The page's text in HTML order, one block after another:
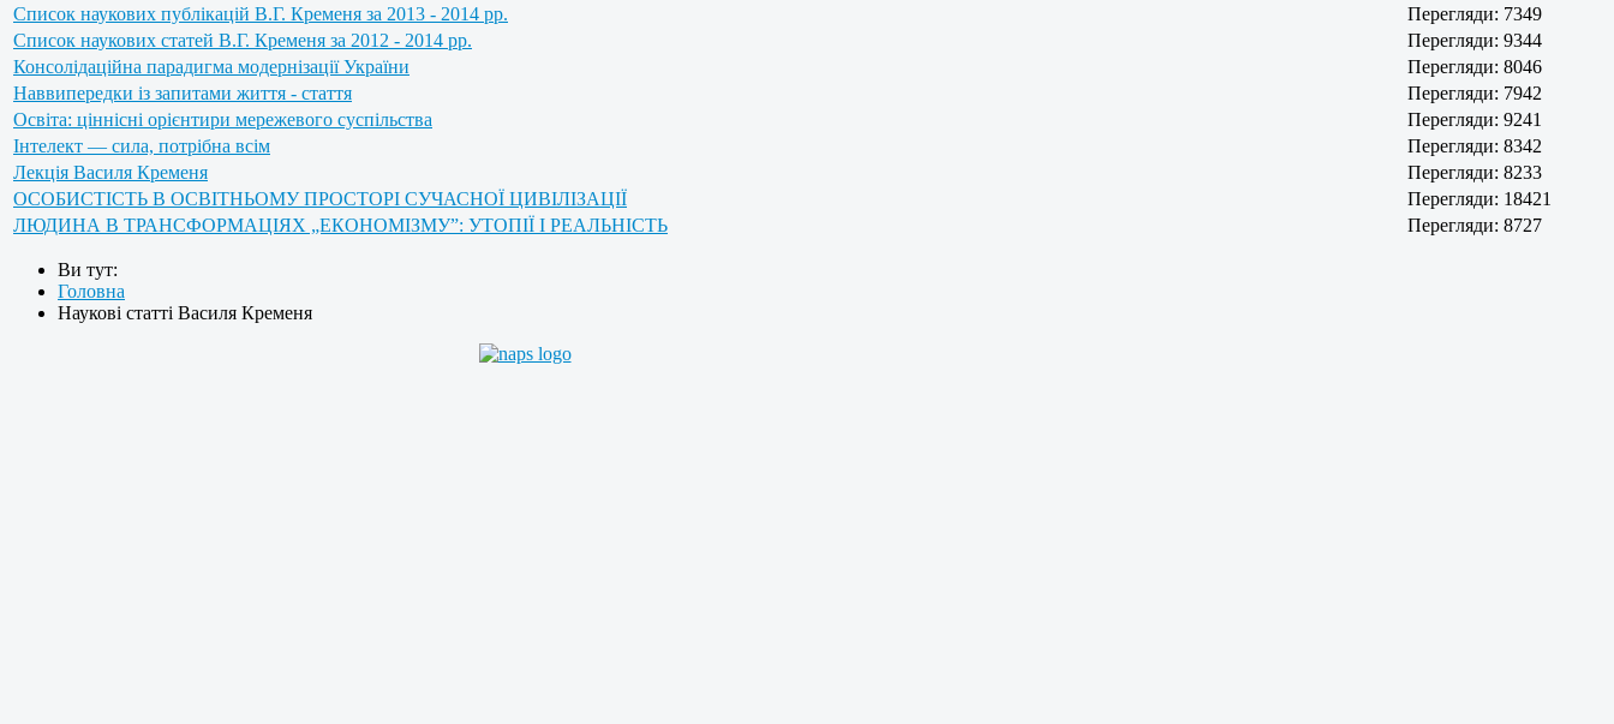
Список наукових публікацій В.Г. Кременя за 2013 - 2014 рр.
Перегляди: 7349
Список наукових статей В.Г. Кременя за 2012 - 2014 рр.
Перегляди: 9344
Консолідаційна парадигма модернізації України
Перегляди: 8046
Наввипередки із запитами життя - стаття
Перегляди: 7942
Освіта: ціннісні орієнтири мережевого суспільства
Перегляди: 9241
Інтелект — сила, потрібна всім
Перегляди: 8342
Лекція Василя Кременя
Перегляди: 8233
ОСОБИСТІСТЬ В ОСВІТНЬОМУ ПРОСТОРІ СУЧАСНОЇ ЦИВІЛІЗАЦІЇ
Перегляди: 18421
ЛЮДИНА В ТРАНСФОРМАЦІЯХ „ЕКОНОМІЗМУ”: УТОПІЇ І РЕАЛЬНІСТЬ
Перегляди: 8727
Ви тут:
Головна
Наукові статті Василя Кременя